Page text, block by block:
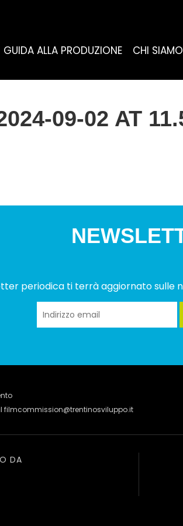
GUIDA ALLA PRODUZIONE CHI SIAMO
09-02 AT
periodica ti terrà aggiornato sulle
filmcommission@trentinosviluppo.it
DA